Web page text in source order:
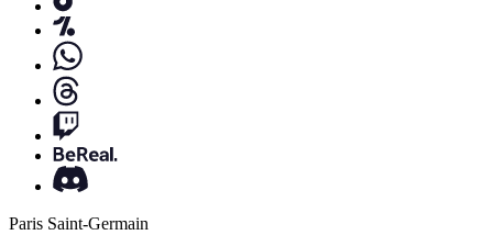
Paris Saint-Germain